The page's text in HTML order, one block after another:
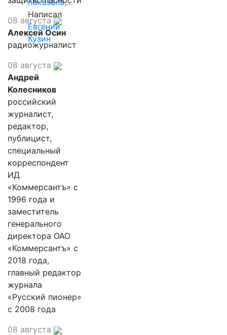
показала,…
Написал
Евгений
Кузин
08 августа
Алексей Осин
радиожурналист
08 августа
Андрей
Колесников
российский
журналист,
редактор,
публицист,
специальный
корреспондент
ИД
«Коммерсантъ» с
1996 года и
заместитель
генерального
директора ОАО
«Коммерсантъ» с
2018 года,
главный редактор
журнала
«Русский пионер»
с 2008 года
08 августа